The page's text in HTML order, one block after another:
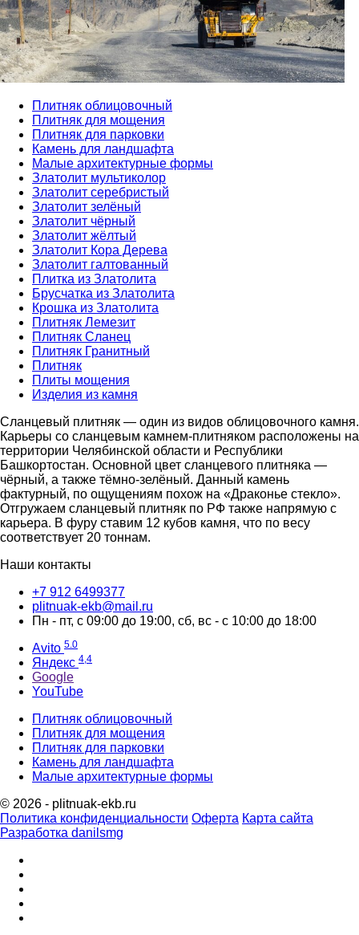
Плитняк облицовочный
Плитняк для мощения
Плитняк для парковки
Камень для ландшафта
Малые архитектурные формы
Златолит мультиколор
Златолит серебристый
Златолит зелёный
Златолит чёрный
Златолит жёлтый
Златолит Кора Дерева
Златолит галтованный
Плитка из Златолита
Брусчатка из Златолита
Крошка из Златолита
Плитняк Лемезит
Плитняк Сланец
Плитняк Гранитный
Плитняк
Плиты мощения
Изделия из камня
Сланцевый плитняк — один из видов облицовочного камня.
Карьеры со сланцевым камнем-плитняком расположены на
территории Челябинской области и Республики
Башкортостан. Основной цвет сланцевого плитняка —
чёрный, а также тёмно-зелёный. Данный камень
фактурный, по ощущениям похож на «Драконье стекло».
Отгружаем сланцевый плитняк по РФ также напрямую с
карьера. В фуру ставим 12 кубов камня, что по весу
соответствует 20 тоннам.
Наши контакты
‪+7 912 6499377‬
plitnuak-ekb@mail.ru
Пн - пт, с 09:00 до 19:00, сб, вс - с 10:00 до 18:00
Avito 5.0
Яндекс 4,4
Google
YouTube
Плитняк облицовочный
Плитняк для мощения
Плитняк для парковки
Камень для ландшафта
Малые архитектурные формы
© 2026 - plitnuak-ekb.ru
Политика конфиденциальности Оферта Карта сайта
Разработка danilsmg